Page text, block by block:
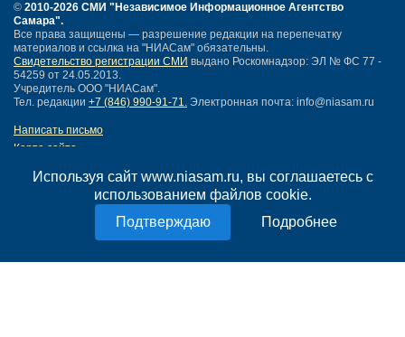
Используя сайт www.niasam.ru, вы соглашаетесь с
использованием файлов cookie.
Подробнее
© 2010-2026 СМИ "Независимое Информационное Агентство
Самара".
Все права защищены — разрешение редакции на перепечатку
материалов и ссылка на "НИАСам" обязательны.
Свидетельство регистрации СМИ выдано Роскомнадзор: ЭЛ № ФС 77 -
54259 от 24.05.2013.
Учредитель ООО "НИАСам".
Тел. редакции +7 (846) 990-91-71. Электронная почта: info@niasam.ru
Написать письмо
Карта сайта
Политика конфиденциальности
Согласие на обработку персональных данных